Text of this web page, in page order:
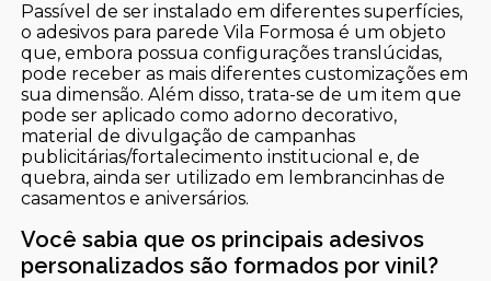
Passível de ser instalado em diferentes superfícies,
o adesivos para parede Vila Formosa é um objeto
que, embora possua configurações translúcidas,
pode receber as mais diferentes customizações em
sua dimensão. Além disso, trata-se de um item que
pode ser aplicado como adorno decorativo,
material de divulgação de campanhas
publicitárias/fortalecimento institucional e, de
quebra, ainda ser utilizado em lembrancinhas de
casamentos e aniversários.
Você sabia que os principais adesivos
personalizados são formados por vinil?